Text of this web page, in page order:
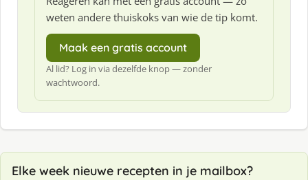
weten andere thuiskoks van wie de tip komt.
Maak een gratis account
Al lid? Log in via dezelfde knop — zonder
wachtwoord.
Elke week nieuwe recepten in je mailbox?